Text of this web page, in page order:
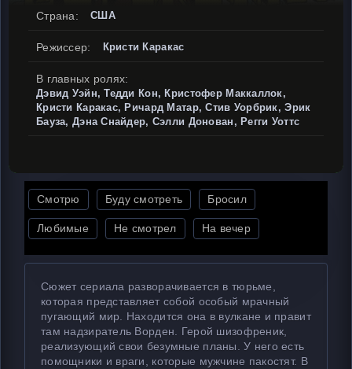
Страна:
США
Режиссер: Кристи Каракас
В главных ролях:
Дэвид Уэйн, Тедди Кон, Кристофер Маккаллок,
Кристи Каракас, Ричард Матар, Стив Уорбрик, Эрик
Бауза, Дэна Снайдер, Сэлли Донован, Регги Уоттс
Смотрю Буду смотреть Бросил
Любимые Не смотрел На вечер
Сюжет сериала разворачивается в тюрьме,
которая представляет собой особый мрачный
пугающий мир. Находится она в вулкане и правит
там надзиратель Ворден. Герой шизофреник,
реализующий свои безумные планы. У него есть
помощники и враги, которые мужчине пакостят. В